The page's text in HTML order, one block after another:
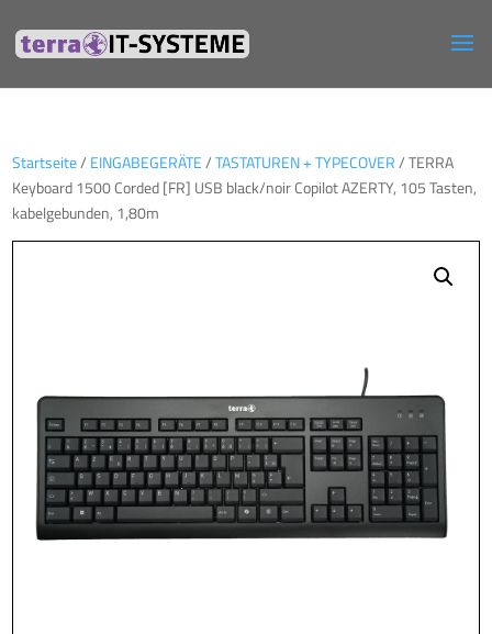
Startseite/ EINGABEGERÄTE/TASTATUREN + TYPECOVER/ TERRA
Keyboard 1500 Corded [FR] USB black/noir Copilot AZERTY, 105 Tasten,
kabelgebunden, 1,80m